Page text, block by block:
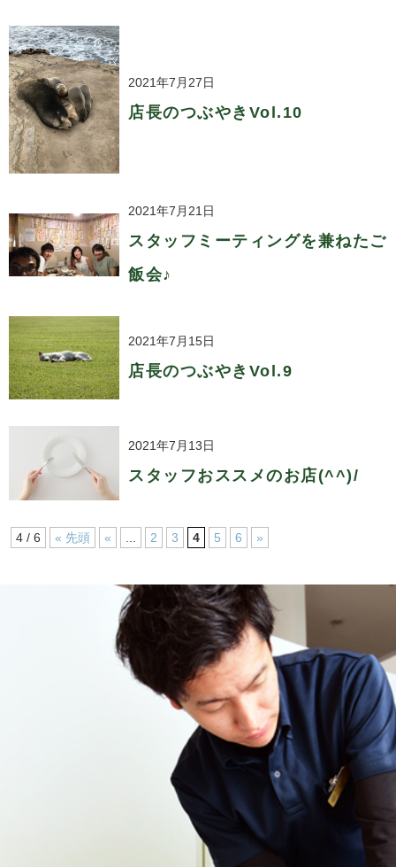
2021年7月27日
店長のつぶやきVol.10
2021年7月21日
スタッフミーティングを兼ねたご
飯会♪
2021年7月15日
店長のつぶやきVol.9
2021年7月13日
スタッフおススメのお店(^^)/
4 / 6 « 先頭 « 2 3 4 5 6 »